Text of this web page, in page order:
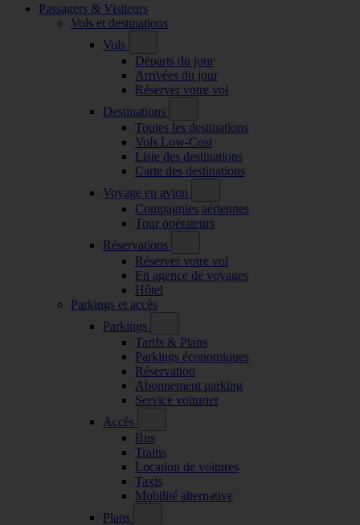
Passagers & Visiteurs
Vols et destinations
Vols
Départs du jour
Arrivées du jour
Réserver votre vol
Destinations
Toutes les destinations
Vols Low-Cost
Liste des destinations
Carte des destinations
Voyage en avion
Compagnies aériennes
Tour opérateurs
Réservations
Réserver votre vol
En agence de voyages
Hôtel
Parkings et accès
Parkings
Tarifs & Plans
Parkings économiques
Réservation
Abonnement parking
Service voiturier
Accès
Bus
Trains
Location de voitures
Taxis
Mobilité alternative
Plans